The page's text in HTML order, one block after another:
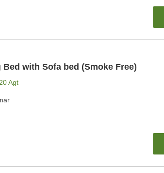
with Sofa bed (Smoke Free)
Agt